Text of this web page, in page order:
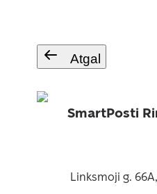
Atgal
SmartPosti
Linksmoji g.